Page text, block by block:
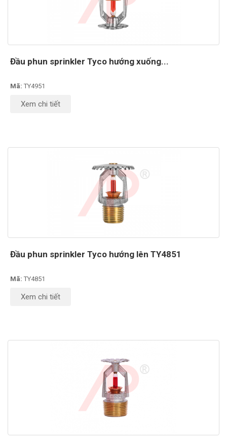
Đầu phun sprinkler Tyco hướng xuống...
Mã: TY4951
Xem chi tiết
Đầu phun sprinkler Tyco hướng lên TY4851
Mã: TY4851
Xem chi tiết